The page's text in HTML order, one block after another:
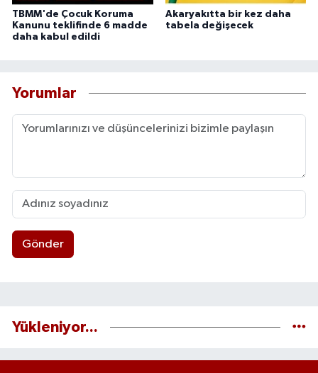
TBMM'de Çocuk Koruma
Kanunu teklifinde 6 madde
daha kabul edildi
Akaryakıtta bir kez daha
tabela değişecek
Yorumlar
Gönder
Yükleniyor...